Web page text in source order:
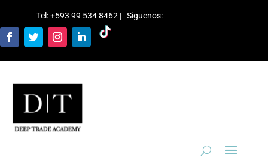
Tel: +593 99 534 8462 | Siguenos: